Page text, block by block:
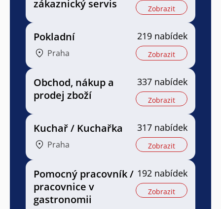
zákaznický servis
Zobrazit
Pokladní
Praha
219 nabídek
Zobrazit
Obchod, nákup a
prodej zboží
337 nabídek
Zobrazit
Kuchař / Kuchařka
Praha
317 nabídek
Zobrazit
Pomocný pracovník /
pracovnice v
gastronomii
192 nabídek
Zobrazit